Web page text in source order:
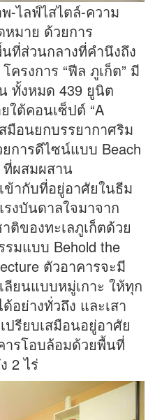
-ไลฟ์ไสไตล์-ความ
มาย ด้วยการ
ที่ส่วนกลางที่คำนึงถึง
ครงการ “ฟีล ภูเก็ต” มี
ทั้งหมด 439 ยูนิต
ใต้คอนเซ็ปต์ “A
สมือนยกบรรยากาศริม
การดีไซน์แบบ Beach
ที่ผสมผสาน
ากับที่อยู่อาศัยในธีม
รงบันดาลใจมาจาก
ติของทะเลภูเก็ตด้วย
มแบบ Behold the
ตัวอาคารจะมี
ลียนแบบหมู่เกาะ ให้ทุก
อย่างทั่วถึง และเสา
รียบเสมือนอยู่อาศัย
ารโอบล้อมด้วยพื้นที่
2 ไร่